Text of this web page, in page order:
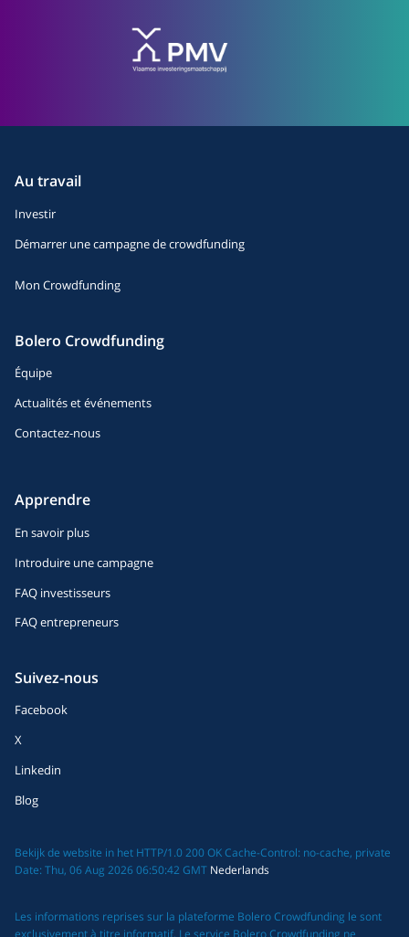
Au travail
Investir
Démarrer une campagne de crowdfunding
Mon Crowdfunding
Bolero Crowdfunding
Équipe
Actualités et événements
Contactez-nous
Apprendre
En savoir plus
Introduire une campagne
FAQ investisseurs
FAQ entrepreneurs
Suivez-nous
Facebook
X
Linkedin
Blog
Bekijk de website in het HTTP/1.0 200 OK Cache-Control: no-cache, private
Date: Thu, 06 Aug 2026 06:50:42 GMT Nederlands
Les informations reprises sur la plateforme Bolero Crowdfunding le sont